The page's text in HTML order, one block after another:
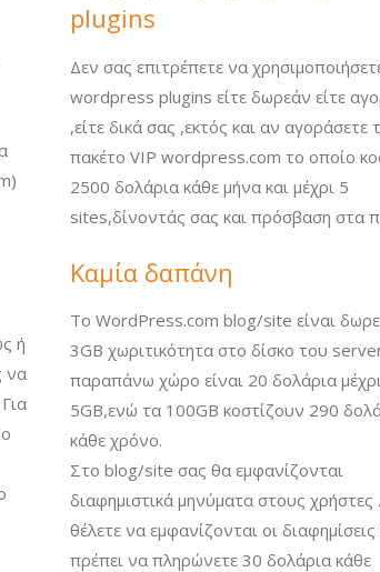
ή
να
plugins
Δεν σας επιτρέπετε να
wordpress plugins είτε δωρεάν είτε
,είτε δικά σας ,εκτός και αν αγοράσετε
πακέτο VIP wordpress.com το οποίο
2500 δολάρια κάθε μήνα και μέχρι 5
sites,δίνοντάς σας και πρόσβαση στα
Καμία δαπάνη
Το WordPress.com blog/site είναι
3GB χωριτικότητα στο δίσκο του
παραπάνω χώρο είναι 20 δολάρια μέχρι
5GB,ενώ τα 100GB κοστίζουν 290
κάθε χρόνο.
Στο blog/site σας θα εμφανίζονται
διαφημιστικά μηνύματα στους χρήστες
θέλετε να εμφανίζονται οι
πρέπει να πληρώνετε 30 δολάρια κάθε